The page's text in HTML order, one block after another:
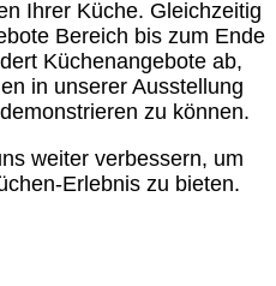
Ihrer Küche. Gleichzeitig
Bereich bis zum Ende
Küchenangebote ab,
in unserer Ausstellung
zu können.
weiter verbessern, um
Erlebnis zu bieten.